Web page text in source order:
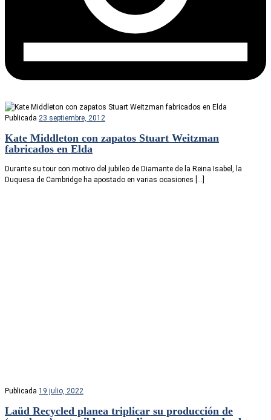
Publicada 23 septiembre, 2012
Kate Middleton con zapatos Stuart Weitzman
fabricados en Elda
Durante su tour con motivo del jubileo de Diamante de la Reina Isabel, la
Duquesa de Cambridge ha apostado en varias ocasiones […]
Publicada 19 julio, 2022
Laüd Recycled planea triplicar su producción de